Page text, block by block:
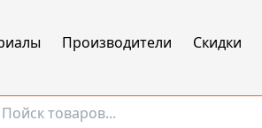
Производители Скидки